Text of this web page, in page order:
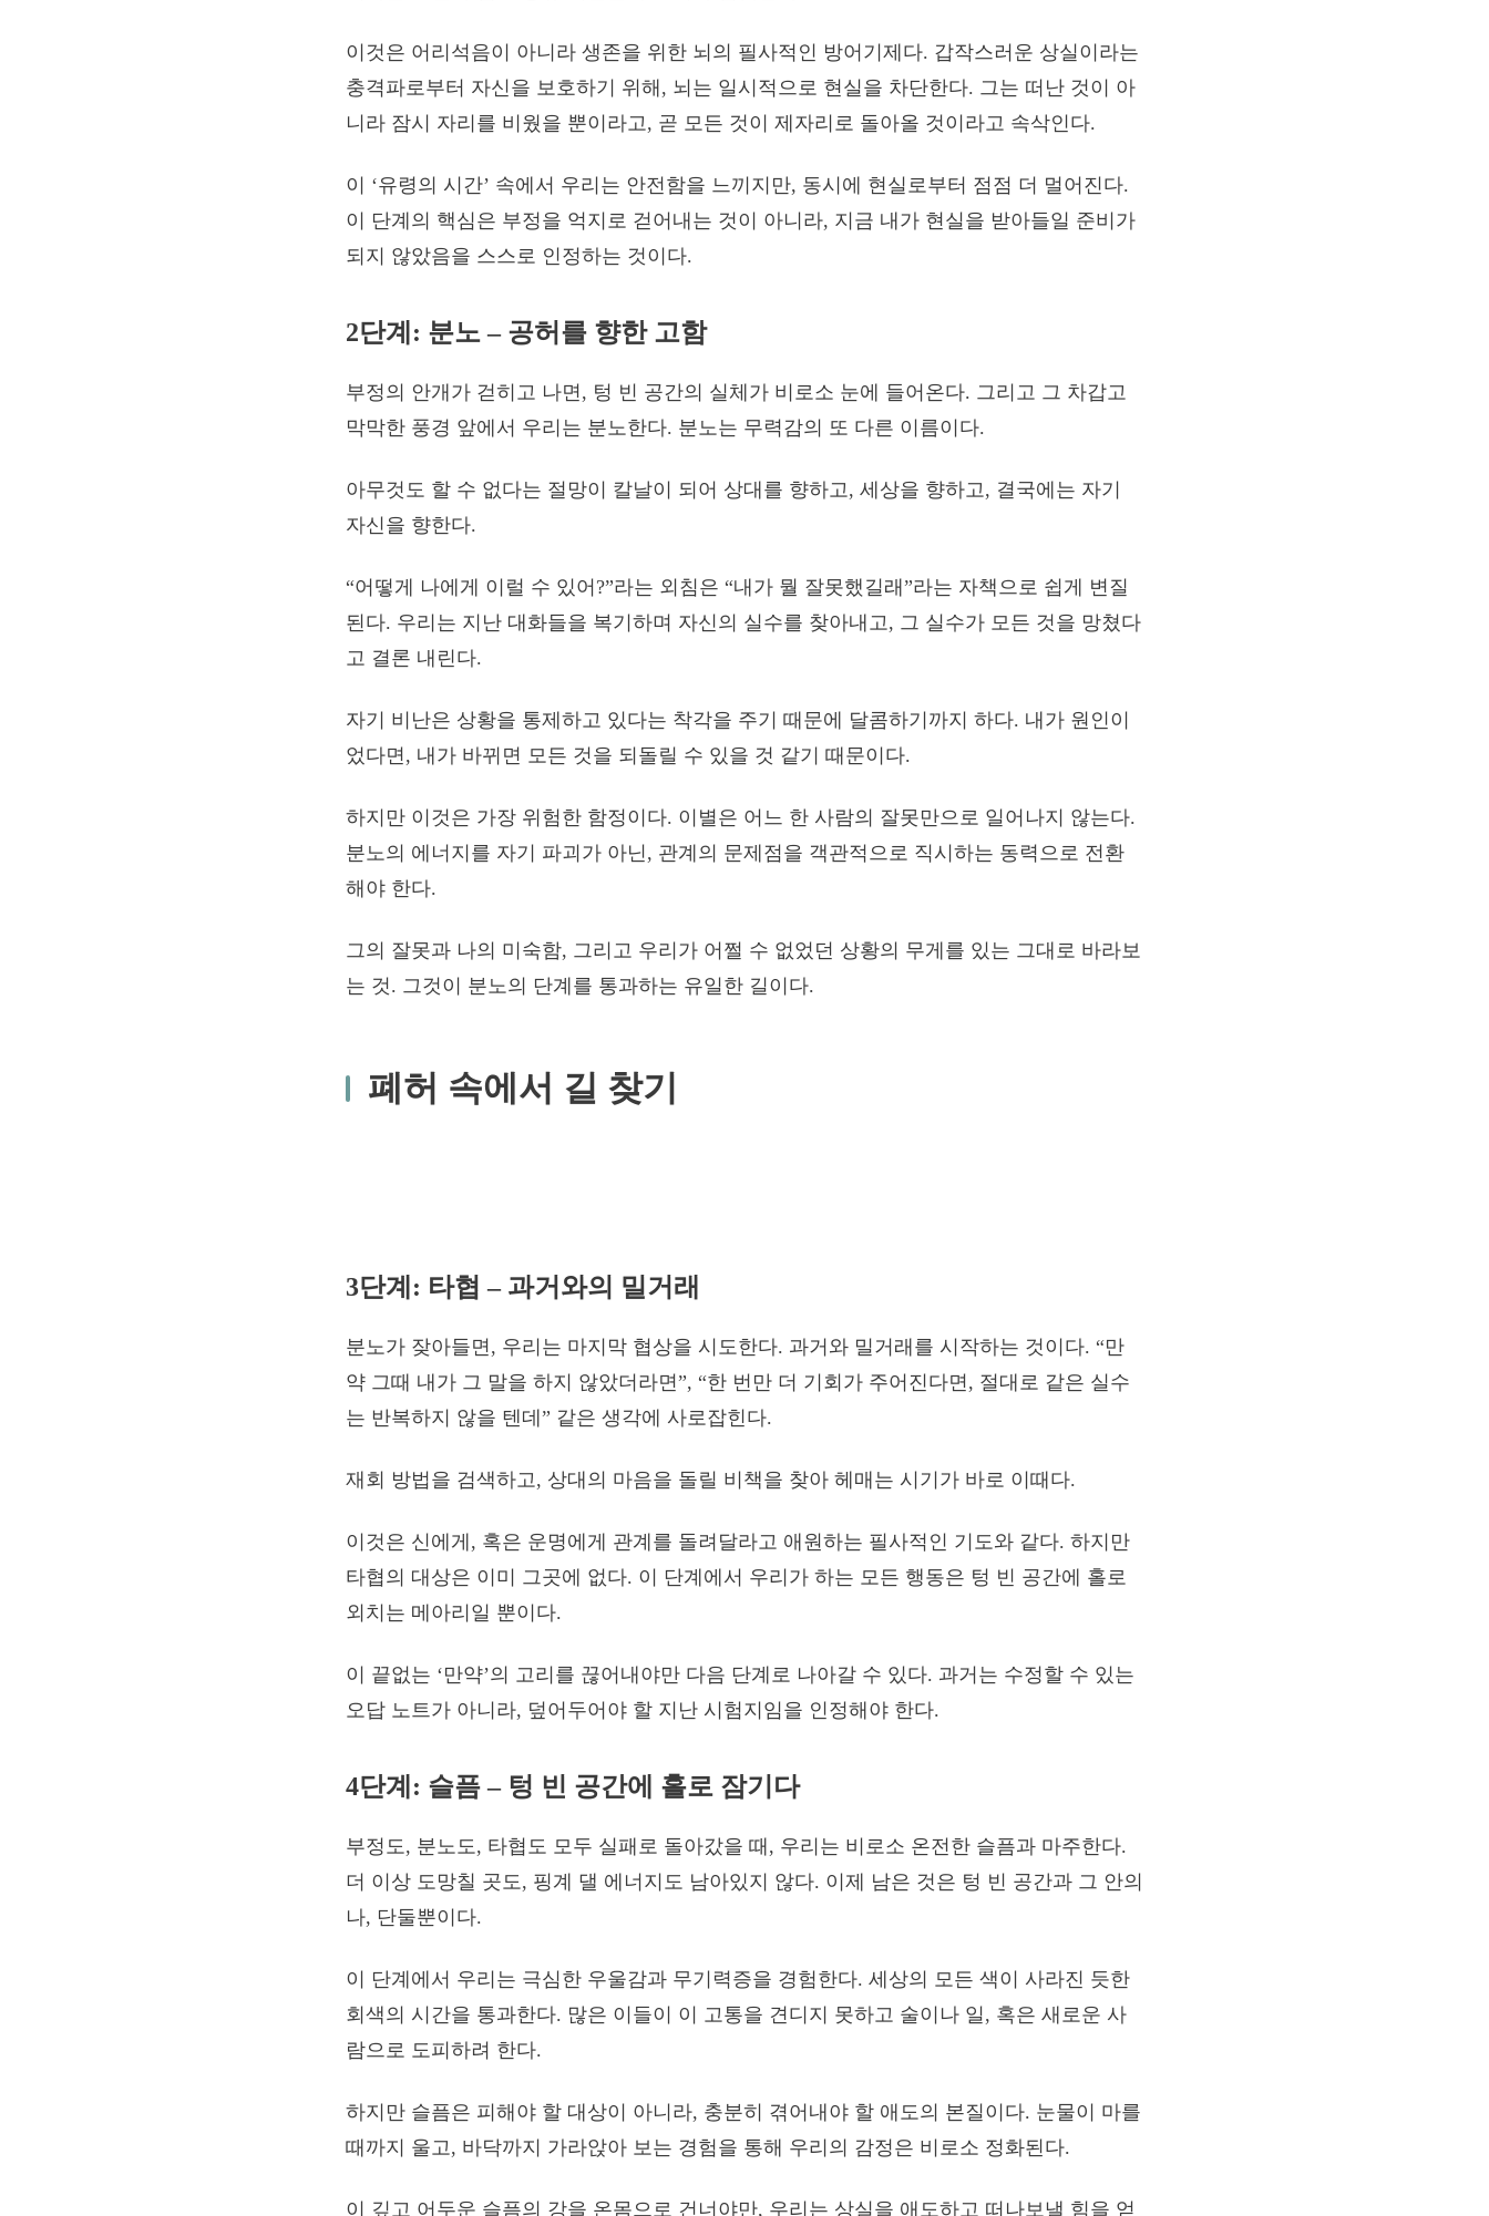
이것은 어리석음이 아니라 생존을 위한 뇌의 필사적인 방어기제다. 갑작스러운 상실이라는
충격파로부터 자신을 보호하기 위해, 뇌는 일시적으로 현실을 차단한다. 그는 떠난 것이 아
니라 잠시 자리를 비웠을 뿐이라고, 곧 모든 것이 제자리로 돌아올 것이라고 속삭인다.
이 ‘유령의 시간’ 속에서 우리는 안전함을 느끼지만, 동시에 현실로부터 점점 더 멀어진다.
이 단계의 핵심은 부정을 억지로 걷어내는 것이 아니라, 지금 내가 현실을 받아들일 준비가
되지 않았음을 스스로 인정하는 것이다.
2단계: 분노 – 공허를 향한 고함
부정의 안개가 걷히고 나면, 텅 빈 공간의 실체가 비로소 눈에 들어온다. 그리고 그 차갑고
막막한 풍경 앞에서 우리는 분노한다. 분노는 무력감의 또 다른 이름이다.
아무것도 할 수 없다는 절망이 칼날이 되어 상대를 향하고, 세상을 향하고, 결국에는 자기
자신을 향한다.
“어떻게 나에게 이럴 수 있어?”라는 외침은 “내가 뭘 잘못했길래”라는 자책으로 쉽게 변질
된다. 우리는 지난 대화들을 복기하며 자신의 실수를 찾아내고, 그 실수가 모든 것을 망쳤다
고 결론 내린다.
자기 비난은 상황을 통제하고 있다는 착각을 주기 때문에 달콤하기까지 하다. 내가 원인이
었다면, 내가 바뀌면 모든 것을 되돌릴 수 있을 것 같기 때문이다.
하지만 이것은 가장 위험한 함정이다. 이별은 어느 한 사람의 잘못만으로 일어나지 않는다.
분노의 에너지를 자기 파괴가 아닌, 관계의 문제점을 객관적으로 직시하는 동력으로 전환
해야 한다.
그의 잘못과 나의 미숙함, 그리고 우리가 어쩔 수 없었던 상황의 무게를 있는 그대로 바라보
는 것. 그것이 분노의 단계를 통과하는 유일한 길이다.
폐허 속에서 길 찾기
3단계: 타협 – 과거와의 밀거래
분노가 잦아들면, 우리는 마지막 협상을 시도한다. 과거와 밀거래를 시작하는 것이다. “만
약 그때 내가 그 말을 하지 않았더라면”, “한 번만 더 기회가 주어진다면, 절대로 같은 실수
는 반복하지 않을 텐데” 같은 생각에 사로잡힌다.
재회 방법을 검색하고, 상대의 마음을 돌릴 비책을 찾아 헤매는 시기가 바로 이때다.
이것은 신에게, 혹은 운명에게 관계를 돌려달라고 애원하는 필사적인 기도와 같다. 하지만
타협의 대상은 이미 그곳에 없다. 이 단계에서 우리가 하는 모든 행동은 텅 빈 공간에 홀로
외치는 메아리일 뿐이다.
이 끝없는 ‘만약’의 고리를 끊어내야만 다음 단계로 나아갈 수 있다. 과거는 수정할 수 있는
오답 노트가 아니라, 덮어두어야 할 지난 시험지임을 인정해야 한다.
4단계: 슬픔 – 텅 빈 공간에 홀로 잠기다
부정도, 분노도, 타협도 모두 실패로 돌아갔을 때, 우리는 비로소 온전한 슬픔과 마주한다.
더 이상 도망칠 곳도, 핑계 댈 에너지도 남아있지 않다. 이제 남은 것은 텅 빈 공간과 그 안의
나, 단둘뿐이다.
이 단계에서 우리는 극심한 우울감과 무기력증을 경험한다. 세상의 모든 색이 사라진 듯한
회색의 시간을 통과한다. 많은 이들이 이 고통을 견디지 못하고 술이나 일, 혹은 새로운 사
람으로 도피하려 한다.
하지만 슬픔은 피해야 할 대상이 아니라, 충분히 겪어내야 할 애도의 본질이다. 눈물이 마를
때까지 울고, 바닥까지 가라앉아 보는 경험을 통해 우리의 감정은 비로소 정화된다.
이 깊고 어두운 슬픔의 강을 온몸으로 건너야만, 우리는 상실을 애도하고 떠나보낼 힘을 얻